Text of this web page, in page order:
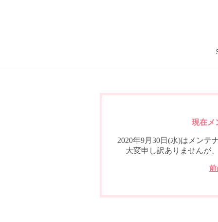
現在メ
2020年9月30日(水)はメンテ
大変申し訳ありませんが
前